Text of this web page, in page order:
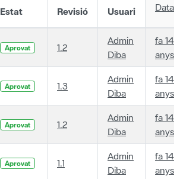
Estat Revisió Usuari Data
Aprovat 1.2
Admin
Diba
fa 14
anys
Aprovat 1.3
Admin
Diba
fa 14
anys
Aprovat 1.2
Admin
Diba
fa 14
anys
Aprovat 1.1
Admin
Diba
fa 14
anys